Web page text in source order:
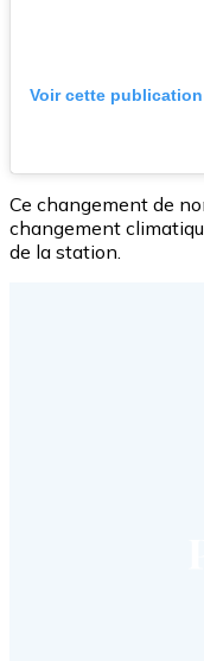
Voir cette
Ce changement de
changement
de la station.